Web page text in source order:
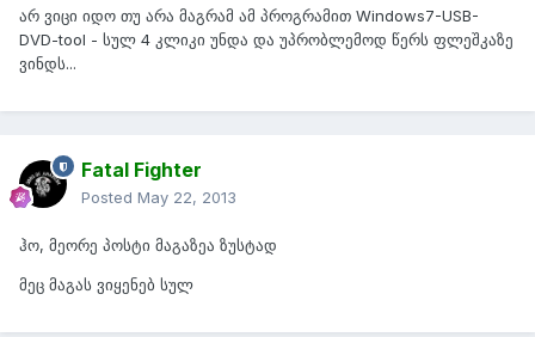
არ ვიცი იდო თუ არა მაგრამ ამ პროგრამით Windows7-USB-
DVD-tool - სულ 4 კლიკი უნდა და უპრობლემოდ წერს ფლეშკაზე
ვინდს...
Fatal Fighter
Posted May 22, 2013
ჰო, მეორე პოსტი მაგაზეა ზუსტად
მეც მაგას ვიყენებ სულ